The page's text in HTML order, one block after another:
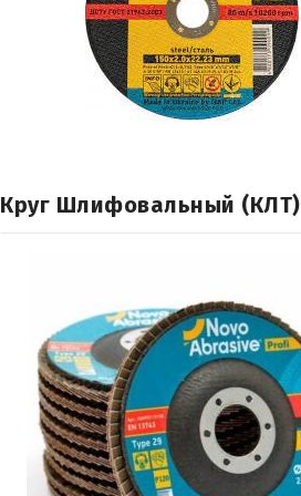
Круг Шлифовальный (КЛТ)